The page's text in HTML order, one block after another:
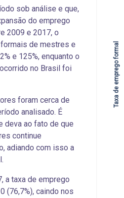
sob análise e que,
do emprego
2009 e 2017, o
de mestres e
e 125%, enquanto o
no Brasil foi
foram cerca de
analisado. É
deva ao fato de que
continue
adiando com isso a
a taxa de emprego
(76,7%), caindo nos
Taxa de emprego formal